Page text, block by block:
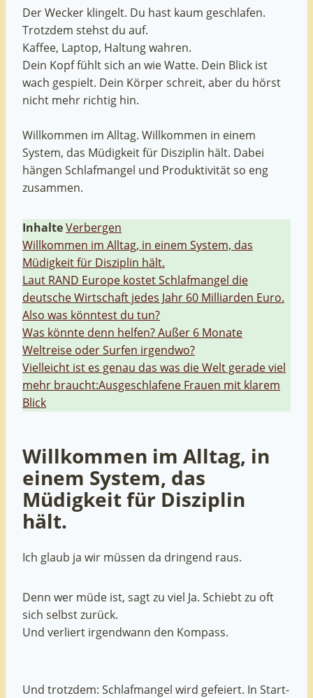
Der Wecker klingelt. Du hast kaum geschlafen.
Trotzdem stehst du auf.
Kaffee, Laptop, Haltung wahren.
Dein Kopf fühlt sich an wie Watte. Dein Blick ist
wach gespielt. Dein Körper schreit, aber du hörst
nicht mehr richtig hin.
Willkommen im Alltag. Willkommen in einem
System, das Müdigkeit für Disziplin hält. Dabei
hängen Schlafmangel und Produktivität so eng
zusammen.
InhalteVerbergen
Willkommen im Alltag, in einem System, das
Müdigkeit für Disziplin hält.
Laut RAND Europe kostet Schlafmangel die
deutsche Wirtschaft jedes Jahr 60 Milliarden Euro.
Also was könntest du tun?
Was könnte denn helfen? Außer 6 Monate
Weltreise oder Surfen irgendwo?
Vielleicht ist es genau das was die Welt gerade viel
mehr braucht:Ausgeschlafene Frauen mit klarem
Blick
Willkommen im Alltag, in
einem System, das
Müdigkeit für Disziplin
hält.
Ich glaub ja wir müssen da dringend raus.
Denn wer müde ist, sagt zu viel Ja. Schiebt zu oft
sich selbst zurück.
Und verliert irgendwann den Kompass.
Und trotzdem: Schlafmangel wird gefeiert. In Start-